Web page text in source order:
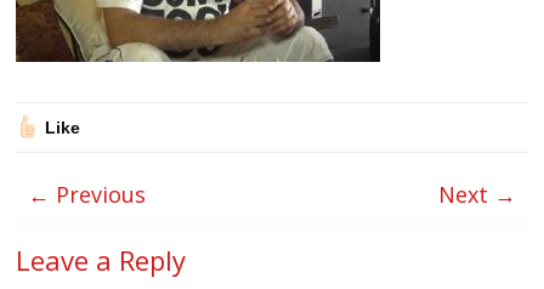
Like
← Previous Next →
Leave a Reply